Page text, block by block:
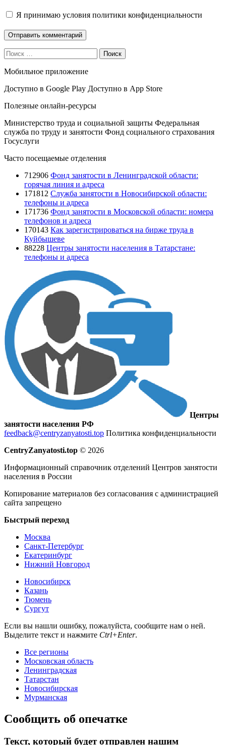
Я принимаю условия политики конфиденциальности
Поиск
Мобильное приложение
Доступно в Google Play Доступно в App Store
Полезные онлайн-ресурсы
Министерство труда и социальной защиты Федеральная
служба по труду и занятости Фонд социального страхования
Госуслуги
Часто посещаемые отделения
712906 Фонд занятости в Ленинградской области:
горячая линия и адреса
171812 Служба занятости в Новосибирской области:
телефоны и адреса
171736 Фонд занятости в Московской области: номера
телефонов и адреса
170143 Как зарегистрироваться на бирже труда в
Куйбышеве
88228 Центры занятости населения в Татарстане:
телефоны и адреса
Центры
занятости населения РФ
feedback@centryzanyatosti.top Политика конфиденциальности
CentryZanyatosti.top © 2026
Информационный справочник отделений Центров занятости
населения в России
Копирование материалов без согласования с администрацией
сайта запрещено
Быстрый переход
Москва
Санкт-Петербург
Екатеринбург
Нижний Новгород
Новосибирск
Казань
Тюмень
Сургут
Если вы нашли ошибку, пожалуйста, сообщите нам о ней.
Выделите текст и нажмите Ctrl+Enter.
Все регионы
Московская область
Ленинградская
Татарстан
Новосибирская
Мурманская
Сообщить об опечатке
Текст, который будет отправлен нашим